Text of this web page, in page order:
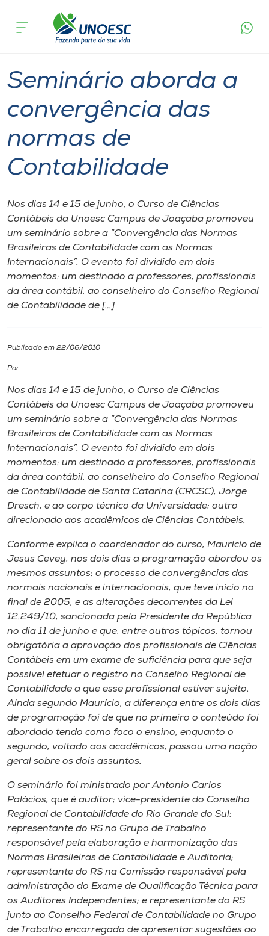
Cursos
Atendimento ao Estudante
Portal de Ensino
A
Internacionalização
I.nova
Cultura
CPA
Biblioteca
Editora
Rádio
Museu
Unoesc
Store
Selecione
o idioma
A+
A-
acontece
Seminário aborda a
convergência das
normas de
Contabilidade
Nos dias 14 e 15 de junho, o Curso de Ciências
Contábeis da Unoesc Campus de Joaçaba promoveu
um seminário sobre a “Convergência das Normas
Brasileiras de Contabilidade com as Normas
Internacionais”. O evento foi dividido em dois
momentos: um destinado a professores, profissionais
da área contábil, ao conselheiro do Conselho Regional
de Contabilidade de […]
Publicado em 22/06/2010
Por
Nos dias 14 e 15 de junho, o Curso de Ciências
Contábeis da Unoesc Campus de Joaçaba promoveu
um seminário sobre a “Convergência das Normas
Brasileiras de Contabilidade com as Normas
Internacionais”. O evento foi dividido em dois
momentos: um destinado a professores, profissionais
da área contábil, ao conselheiro do Conselho Regional
de Contabilidade de Santa Catarina (CRCSC), Jorge
Dresch, e ao corpo técnico da Universidade; outro
direcionado aos acadêmicos de Ciências Contábeis.
Conforme explica o coordenador do curso, Maurício de
Jesus Cevey, nos dois dias a programação abordou os
mesmos assuntos: o processo de convergências das
normais nacionais e internacionais, que teve início no
final de 2005, e as alterações decorrentes da Lei
12.249/10, sancionada pelo Presidente da República
no dia 11 de junho e que, entre outros tópicos, tornou
obrigatória a aprovação dos profissionais de Ciências
Contábeis em um exame de suficiência para que seja
possível efetuar o registro no Conselho Regional de
Contabilidade a que esse profissional estiver sujeito.
Ainda segundo Maurício, a diferença entre os dois dias
de programação foi de que no primeiro o conteúdo foi
abordado tendo como foco o ensino, enquanto o
segundo, voltado aos acadêmicos, passou uma noção
geral sobre os dois assuntos.
O seminário foi ministrado por Antonio Carlos
Palácios, que é auditor; vice-presidente do Conselho
Regional de Contabilidade do Rio Grande do Sul;
representante do RS no Grupo de Trabalho
responsável pela elaboração e harmonização das
Normas Brasileiras de Contabilidade e Auditoria;
representante do RS na Comissão responsável pela
administração do Exame de Qualificação Técnica para
os Auditores Independentes; e representante do RS
junto ao Conselho Federal de Contabilidade no Grupo
de Trabalho encarregado de apresentar sugestões ao